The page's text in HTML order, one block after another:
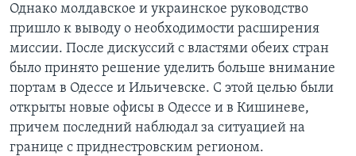
Однако молдавское и украинское руководство
пришло к выводу о необходимости расширения
миссии. После дискуссий с властями обеих стран
было принято решение уделить больше внимание
портам в Одессе и Ильичевске. С этой целью были
открыты новые офисы в Одессе и в Кишиневе,
причем последний наблюдал за ситуацией на
границе с приднестровским регионом.